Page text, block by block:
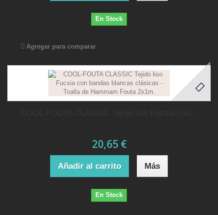
En Stock
Agregar para comparar
20,65 €
Añadir al carrito Más
En Stock